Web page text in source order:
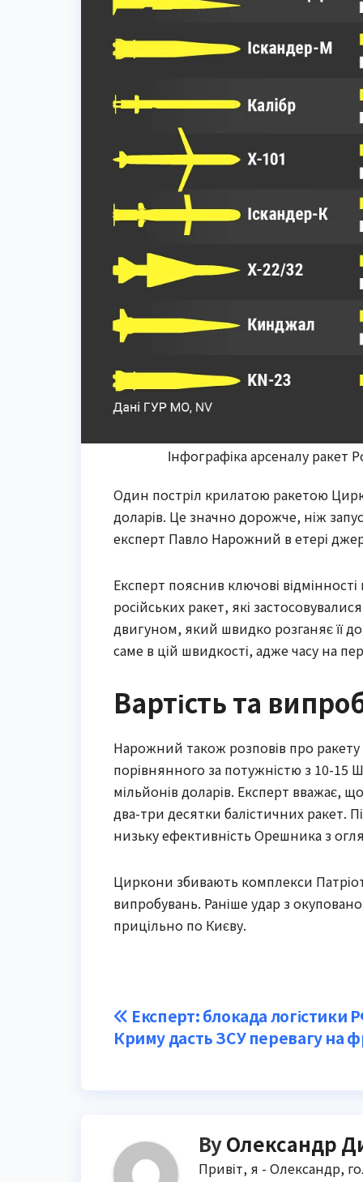
Інфографіка арсеналу ракет
Один постріл крилатою ракетою
доларів. Це значно дорожче, ніж
експерт Павло Нарожний в етері
Експерт пояснив ключові
російських ракет, які
двигуном, який швидко розганяє її
саме в цій швидкості, адже часу на
Вартість та
Нарожний також розповів про
порівнянного за потужністю з 10-15
мільйонів доларів. Експерт вважає,
два-три десятки балістичних ракет.
низьку ефективність Орешника з
Циркони збивають комплекси
випробувань. Раніше удар з
прицільно по Києву.
Post
navigation
Експерт: блокада логістики
Криму дасть ЗСУ перевагу на
ByОлександр
Привіт, я - Олександр,